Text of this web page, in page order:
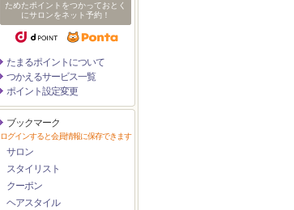
ためたポイントをつかっておとく
にサロンをネット予約！
たまるポイントについて
つかえるサービス一覧
ポイント設定変更
ブックマーク
ログインすると会員情報に保存できます
サロン
スタイリスト
クーポン
ヘアスタイル